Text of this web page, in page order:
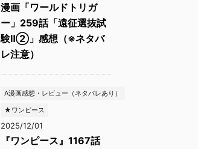
漫画「ワールドトリガ
ー」259話「遠征選抜試
験Ⅱ②」感想（※ネタバ
レ注意）
A漫画感想・レビュー（ネタバレあり）
★ワンピース
2025/12/01
『ワンピース』1167話